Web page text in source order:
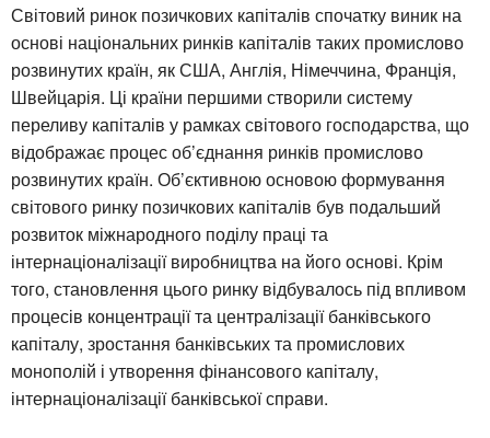
Світовий ринок позичкових капіталів спочатку виник на
основі національних ринків капіталів таких промислово
розвинутих країн, як США, Англія, Німеччина, Франція,
Швейцарія. Ці країни першими створили систему
переливу капіталів у рамках світового господарства, що
відображає процес об’єднання ринків промислово
розвинутих країн. Об’єктивною основою формування
світового ринку позичкових капіталів був подальший
розвиток міжнародного поділу праці та
інтернаціоналізації виробництва на його основі. Крім
того, становлення цього ринку відбувалось під впливом
процесів концентрації та централізації банківського
капіталу, зростання банківських та промислових
монополій і утворення фінансового капіталу,
інтернаціоналізації банківської справи.